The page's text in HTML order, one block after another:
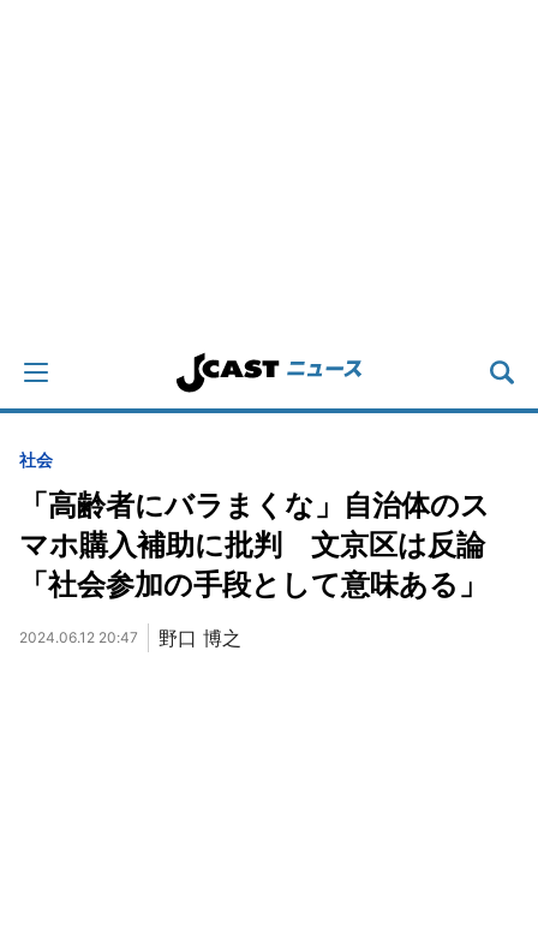
社会
「高齢者にバラまくな」自治体のス
マホ購入補助に批判 文京区は反論
「社会参加の手段として意味ある」
2024.06.12 20:47 野口 博之